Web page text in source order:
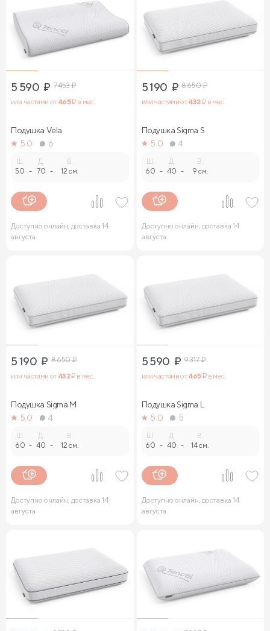
5 590 ₽ 7 453₽
или частями от 465₽ в мес.
Подушка Vela
5.0
6
50 -
Д.
70 -
В.
12 см.
Доступно онлайн, доставка 14
августа
5 190 ₽ 8 650₽
или частями от432₽ в мес.
Подушка Sigma S
5.0
4
60 -
Д.
40 -
В.
9 см.
Доступно онлайн, доставка 14
августа
5 190 ₽ 8 650₽
или частями от 432₽ в мес.
Подушка Sigma M
5.0
4
Ш.
60 -
Д.
40 -
В.
12 см.
Доступно онлайн, доставка 14
августа
5 590 ₽ 9 317₽
или частями от465₽ в мес.
Подушка Sigma L
5.0
5
Ш.
60 -
Д.
40 -
В.
14 см.
Доступно онлайн, доставка 14
августа